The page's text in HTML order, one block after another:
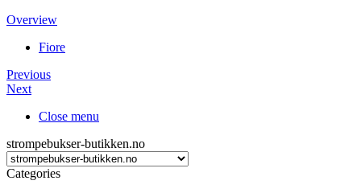
Overview
Fiore
Previous
Next
Close menu
strompebukser-butikken.no
Categories